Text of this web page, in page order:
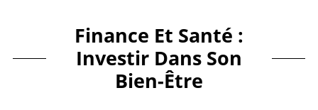
Finance Et Santé :
Investir Dans Son
Bien-Être